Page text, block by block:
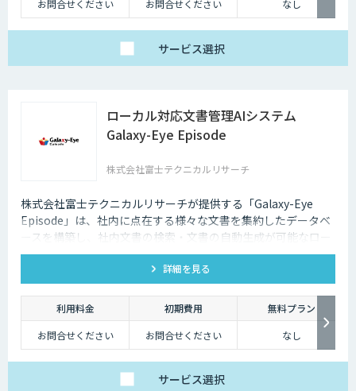
お問合せください
お問合せください なし
サービス選択
ローカル対応文書管理AIシステム
Galaxy-Eye Episode
株式会社富士テクニカルリサーチ
株式会社富士テクニカルリサーチが提供する「Galaxy-Eye
Episode」は、社内に点在する様々な文書を集約したデータベ
ースを構築し、社内文書の検索・文書の自動生成が可能なロー
カル対応文書管理AIシステムです。
詳細を見る
利用料金 初期費用
無料プラン
お問合せください
お問合せください なし
サービス選択